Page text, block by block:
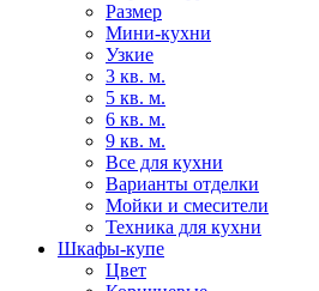
Размер
Мини-кухни
Узкие
3 кв. м.
5 кв. м.
6 кв. м.
9 кв. м.
Все для кухни
Варианты отделки
Мойки и смесители
Техника для кухни
Шкафы-купе
Цвет